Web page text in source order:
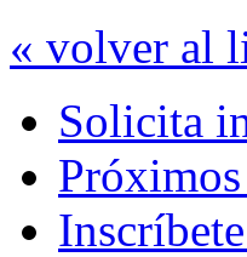
« volver al
Solicita